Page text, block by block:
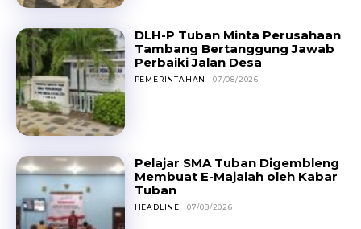
DLH-P Tuban Minta Perusahaan
Tambang Bertanggung Jawab
Perbaiki Jalan Desa
PEMERINTAHAN 07/08/2026
Pelajar SMA Tuban Digembleng
Membuat E-Majalah oleh Kabar
Tuban
HEADLINE 07/08/2026